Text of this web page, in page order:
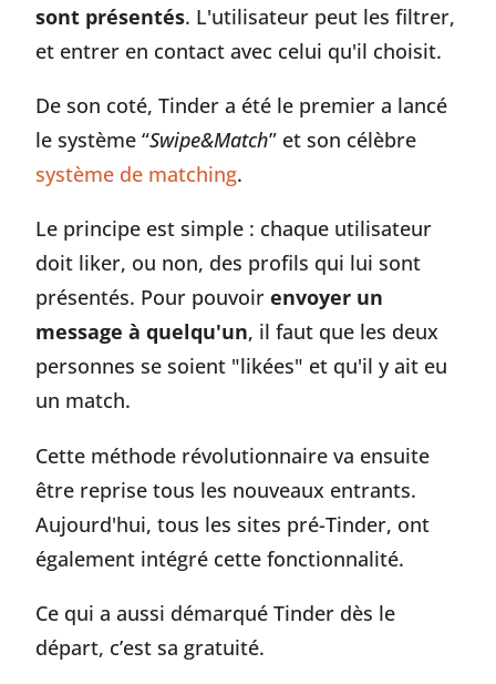
sont présentés. L'utilisateur peut les filtrer,
et entrer en contact avec celui qu'il choisit.
De son coté, Tinder a été le premier a lancé
le système “Swipe&Match” et son célèbre
système de matching.
Le principe est simple : chaque utilisateur
doit liker, ou non, des profils qui lui sont
présentés. Pour pouvoirenvoyer un
message à quelqu'un, il faut que les deux
personnes se soient "likées" et qu'il y ait eu
un match.
Cette méthode révolutionnaire va ensuite
être reprise tous les nouveaux entrants.
Aujourd'hui, tous les sites pré-Tinder, ont
également intégré cette fonctionnalité.
Ce qui a aussi démarqué Tinder dès le
départ, c’est sa gratuité.